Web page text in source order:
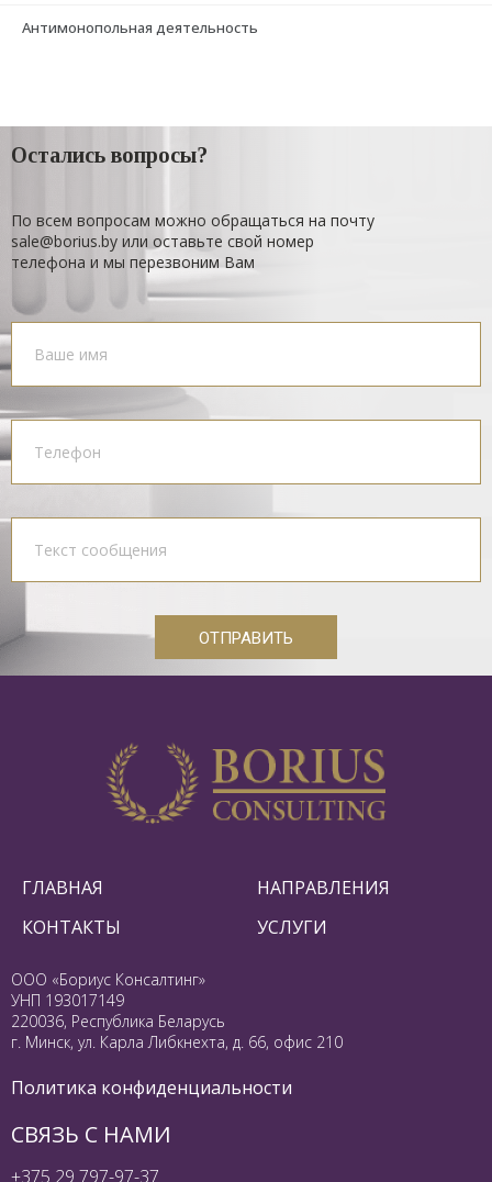
Антимонопольная деятельность
Остались вопросы?
По всем вопросам можно обращаться на почту
sale@borius.by или оставьте свой номер
телефона и мы перезвоним Вам
ОТПРАВИТЬ
ГЛАВНАЯ
НАПРАВЛЕНИЯ
КОНТАКТЫ
УСЛУГИ
ООО «Бориус Консалтинг»
УНП 193017149
220036, Республика Беларусь
г. Минск, ул. Карла Либкнехта, д. 66, офис 210
Политика конфиденциальности
СВЯЗЬ С НАМИ
+375 29 797-97-37